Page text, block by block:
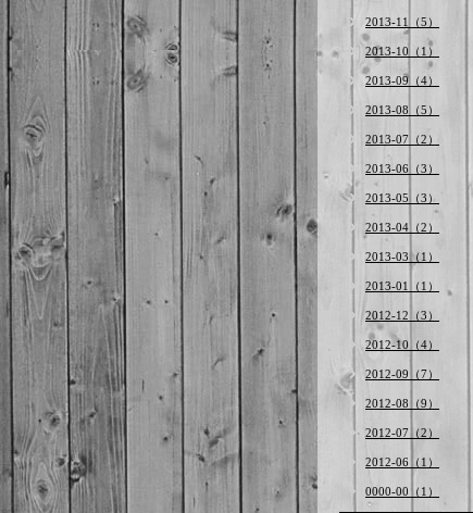
2013-11（5）
2013-10（1）
2013-09（4）
2013-08（5）
2013-07（2）
2013-06（3）
2013-05（3）
2013-04（2）
2013-03（1）
2013-01（1）
2012-12（3）
2012-10（4）
2012-09（7）
2012-08（9）
2012-07（2）
2012-06（1）
0000-00（1）